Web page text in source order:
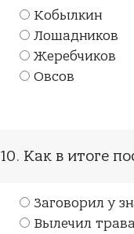
Кобылкин
Лошадников
Жеребчиков
Овсов
10. Как в итоге
Заговорил у
Вылечил